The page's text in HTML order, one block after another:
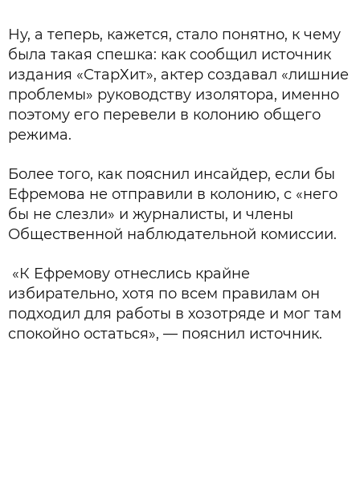
Ну, а теперь, кажется, стало понятно, к чему
была такая спешка: как сообщил источник
издания «СтарХит», актер создавал «лишние
проблемы» руководству изолятора, именно
поэтому его перевели в колонию общего
режима.
Более того, как пояснил инсайдер, если бы
Ефремова не отправили в колонию, с «него
бы не слезли» и журналисты, и члены
Общественной наблюдательной комиссии.
«К Ефремову отнеслись крайне
избирательно, хотя по всем правилам он
подходил для работы в хозотряде и мог там
спокойно остаться», — пояснил источник.